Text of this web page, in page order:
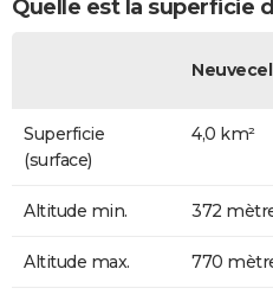
Quelle est la superficie
Superficie
(surface)
4,0 km²
Altitude min. 372
Altitude max. 770